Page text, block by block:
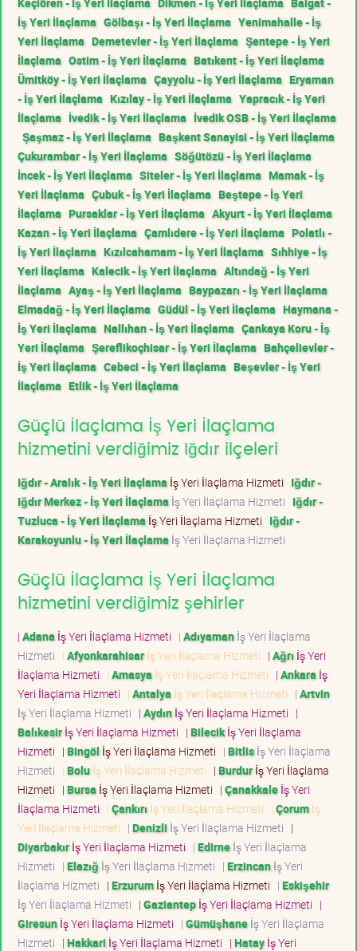
İş Yeri İlaçlama Gölbaşı - İş Yeri İlaçlama Yenimahalle - İş
Yeri İlaçlama Demetevler - İş Yeri İlaçlama Şentepe - İş Yeri
İlaçlama Ostim - İş Yeri İlaçlama Batıkent - İş Yeri İlaçlama
Ümitköy - İş Yeri İlaçlama Çayyolu - İş Yeri İlaçlama Eryaman
- İş Yeri İlaçlama Kızılay - İş Yeri İlaçlama Yapracık - İş Yeri
İlaçlama İvedik - İş Yeri İlaçlama İvedik OSB - İş Yeri İlaçlama
Şaşmaz - İş Yeri İlaçlama Başkent Sanayisi - İş Yeri İlaçlama
Çukurambar - İş Yeri İlaçlama Söğütözü - İş Yeri İlaçlama
İncek - İş Yeri İlaçlama Siteler - İş Yeri İlaçlama Mamak - İş
Yeri İlaçlama Çubuk - İş Yeri İlaçlama Beştepe - İş Yeri
İlaçlama Pursaklar - İş Yeri İlaçlama Akyurt - İş Yeri İlaçlama
Kazan - İş Yeri İlaçlama Çamlıdere - İş Yeri İlaçlama Polatlı -
İş Yeri İlaçlama Kızılcahamam - İş Yeri İlaçlama Sıhhiye - İş
Yeri İlaçlama Kalecik - İş Yeri İlaçlama Altındağ - İş Yeri
İlaçlama Ayaş - İş Yeri İlaçlama Baypazarı - İş Yeri İlaçlama
Elmadağ - İş Yeri İlaçlama Güdül - İş Yeri İlaçlama Haymana -
İş Yeri İlaçlama Nallıhan - İş Yeri İlaçlama Çankaya Koru - İş
Yeri İlaçlama Şereflikoçhisar - İş Yeri İlaçlama Bahçelievler -
İş Yeri İlaçlama Cebeci - İş Yeri İlaçlama Beşevler - İş Yeri
İlaçlama Etlik - İş Yeri İlaçlama
Güçlü İlaçlama İş Yeri İlaçlama
hizmetini verdiğimiz Iğdır ilçeleri
Iğdır - Aralık - İş Yeri İlaçlama İş Yeri İlaçlama Hizmeti Iğdır -
Iğdır Merkez - İş Yeri İlaçlama İş Yeri İlaçlama Hizmeti Iğdır -
Tuzluca - İş Yeri İlaçlama İş Yeri İlaçlama Hizmeti Iğdır -
Karakoyunlu - İş Yeri İlaçlama İş Yeri İlaçlama Hizmeti
Güçlü İlaçlama İş Yeri İlaçlama
hizmetini verdiğimiz şehirler
| Adana İş Yeri İlaçlama Hizmeti | Adıyamanİş Yeri İlaçlama
Hizmeti | Afyonkarahisarİş Yeri İlaçlama Hizmeti | Ağrı İş Yeri
İlaçlama Hizmeti | Amasya İş Yeri İlaçlama Hizmeti | Ankara İş
Yeri İlaçlama Hizmeti | Antalya İş Yeri İlaçlama Hizmeti | Artvin
İş Yeri İlaçlama Hizmeti | Aydınİş Yeri İlaçlama Hizmeti |
Balıkesirİş Yeri İlaçlama Hizmeti | Bilecikİş Yeri İlaçlama
Hizmeti | Bingöl İş Yeri İlaçlama Hizmeti | Bitlisİş Yeri İlaçlama
Hizmeti | Boluİş Yeri İlaçlama Hizmeti | Burdurİş Yeri İlaçlama
Hizmeti | Bursa İş Yeri İlaçlama Hizmeti | Çanakkaleİş Yeri
İlaçlama Hizmeti | Çankırı İş Yeri İlaçlama Hizmeti | Çorumİş
Yeri İlaçlama Hizmeti | Denizli İş Yeri İlaçlama Hizmeti |
Diyarbakırİş Yeri İlaçlama Hizmeti | Edirneİş Yeri İlaçlama
Hizmeti | Elazığ İş Yeri İlaçlama Hizmeti | Erzincanİş Yeri
İlaçlama Hizmeti | Erzurumİş Yeri İlaçlama Hizmeti | Eskişehir
İş Yeri İlaçlama Hizmeti | Gaziantepİş Yeri İlaçlama Hizmeti |
Giresunİş Yeri İlaçlama Hizmeti | Gümüşhaneİş Yeri İlaçlama
Hizmeti | Hakkari İş Yeri İlaçlama Hizmeti | Hatayİş Yeri